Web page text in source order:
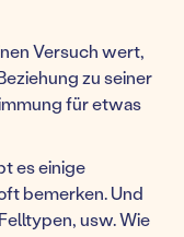
Versuch wert,
zu seiner
für etwas
es einige
bemerken. Und
usw. Wie